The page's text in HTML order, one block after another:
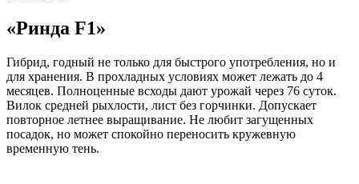
«Ринда F1»
Гибрид, годный не только для быстрого употребления, но и
для хранения. В прохладных условиях может лежать до 4
месяцев. Полноценные всходы дают урожай через 76 суток.
Вилок средней рыхлости, лист без горчинки. Допускает
повторное летнее выращивание. Не любит загущенных
посадок, но может спокойно переносить кружевную
временную тень.